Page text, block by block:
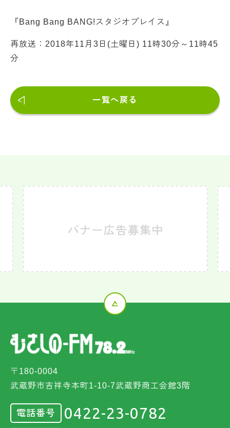
『Bang Bang BANG!スタジオプレイス』
再放送：2018年11月3日(土曜日) 11時30分～11時45
分
一覧へ戻る
〒180-0004
武蔵野市吉祥寺本町1-10-7武蔵野商工会館3階
電話番号 0422-23-0782